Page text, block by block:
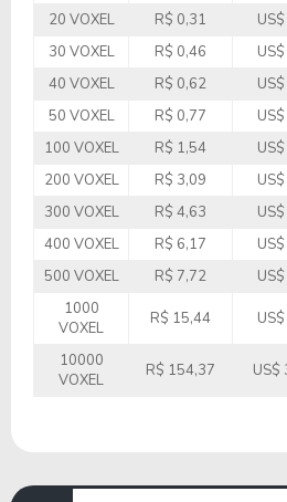
20 VOXEL
R$ 0,31
30 VOXEL
R$ 0,46
40 VOXEL
R$ 0,62
50 VOXEL
R$ 0,77
100 VOXEL
R$ 1,54
200 VOXEL
R$ 3,09
300 VOXEL
R$ 4,63
400 VOXEL
R$ 6,17
500 VOXEL
R$ 7,72
1000
VOXEL
R$ 15,44
10000
VOXEL
R$ 154,37 US$